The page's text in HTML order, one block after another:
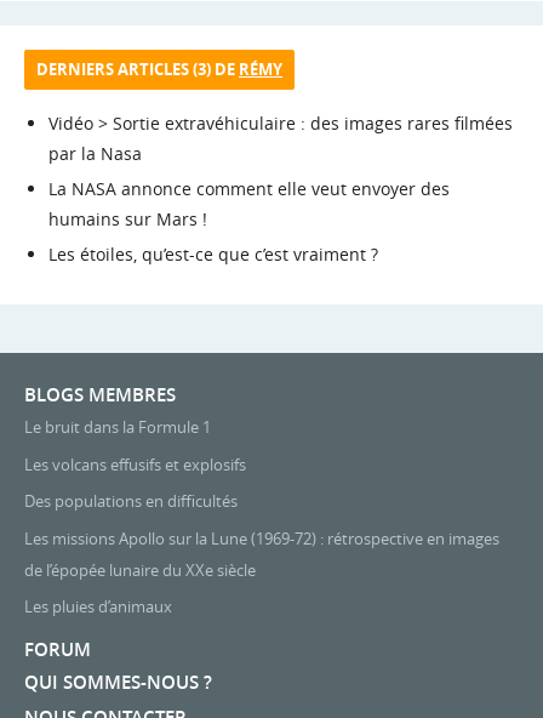
DERNIERS ARTICLES (3) DE RÉMY
Vidéo > Sortie extravéhiculaire : des images rares filmées
par la Nasa
La NASA annonce comment elle veut envoyer des
humains sur Mars !
Les étoiles, qu’est-ce que c’est vraiment ?
BLOGS MEMBRES
Le bruit dans la Formule 1
Les volcans effusifs et explosifs
Des populations en difficultés
Les missions Apollo sur la Lune (1969-72) : rétrospective en images
de l’épopée lunaire du XXe siècle
Les pluies d’animaux
FORUM
QUI SOMMES-NOUS ?